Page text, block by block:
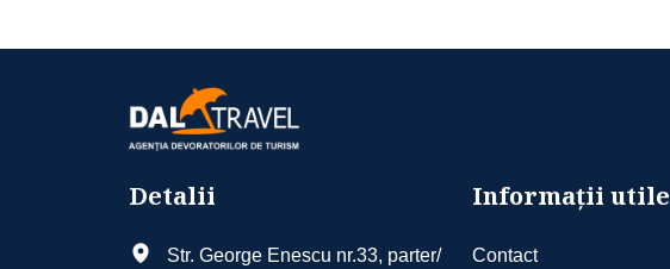
Detalii
Str. George Enescu nr.33, parter/
Informații utile
Contact